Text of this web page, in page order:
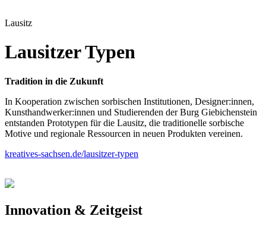
Lausitz
Lausitzer Typen
Tradition in die Zukunft
In Kooperation zwischen sorbischen Institutionen, Designer:innen,
Kunsthandwerker:innen und Studierenden der Burg Giebichenstein
entstanden Prototypen für die Lausitz, die traditionelle sorbische
Motive und regionale Ressourcen in neuen Produkten vereinen.
kreatives-sachsen.de/lausitzer-typen
Innovation & Zeitgeist